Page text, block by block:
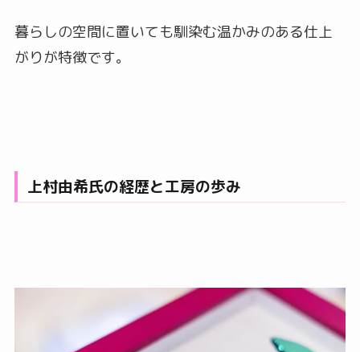
暮らしの空間に置いても馴染む温かみのある仕上
がりが特徴です。
上村由希氏の経歴と工房の歩み